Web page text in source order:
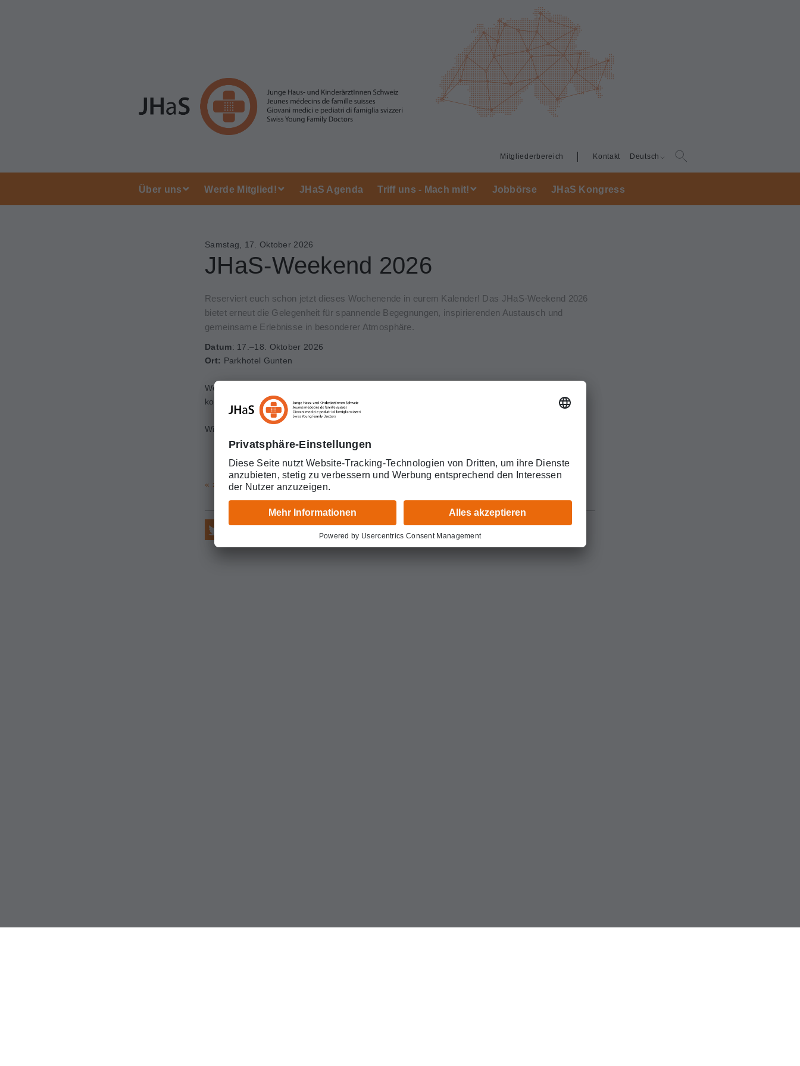
Deutsch
Mitgliederbereich Kontakt
Über uns Werde Mitglied! JHaS Agenda Triff uns - Mach mit! Jobbörse JHaS Kongress
Samstag, 17. Oktober 2026
JHaS-Weekend 2026
Reserviert euch schon jetzt dieses Wochenende in eurem Kalender! Das JHaS-Weekend 2026
bietet erneut die Gelegenheit für spannende Begegnungen, inspirierenden Austausch und
gemeinsame Erlebnisse in besonderer Atmosphäre.
Datum: 17.–18. Oktober 2026
Ort: Parkhotel Gunten
Weitere Informationen zum Programm, zur Anmeldung und zur Organisation folgen in den
kommenden Monaten.
Wir freuen uns schon jetzt auf ein tolles Wochenende mit euch!
« zurück